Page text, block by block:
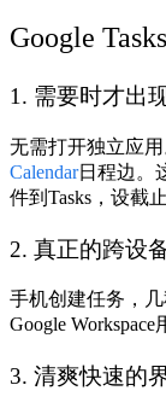
Google
1. 需要时才出
无需打开独立应
Calendar日程边。
件到Tasks，设截
2. 真正的跨设
手机创建任务，
Google
3. 清爽快速的